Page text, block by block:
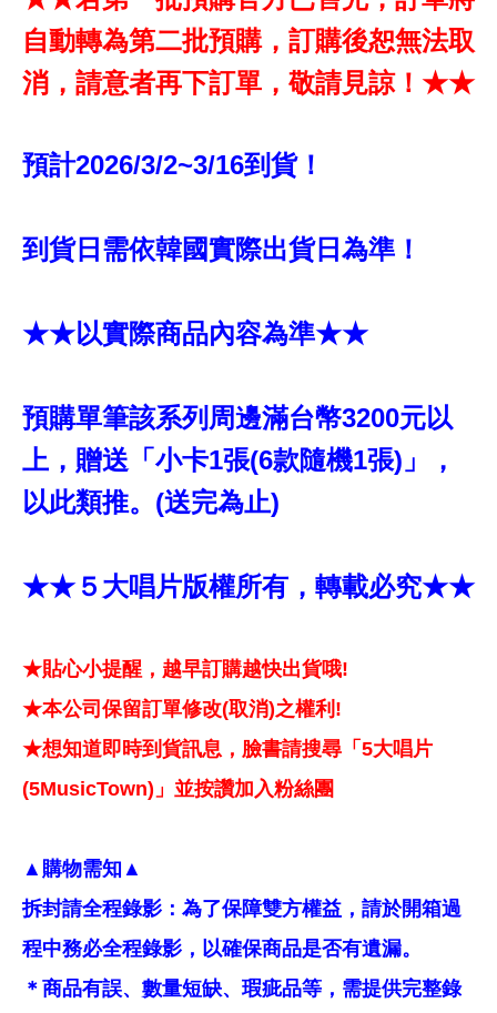
自動轉為第二批預購，訂購後恕無法取
消，請意者再下訂單，敬請見諒！★★
預計2026/3/2~3/16到貨！
到貨日需依韓國實際出貨日為準！
★★以實際商品內容為準★★
預購單筆該系列周邊滿台幣3200元以
上，贈送「小卡1張(6款隨機1張)」，
以此類推。(送完為止)
★★５大唱片版權所有，轉載必究★★
★貼心小提醒，越早訂購越快出貨哦!
★本公司保留訂單修改(取消)之權利!
★想知道即時到貨訊息，臉書請搜尋「5大唱片
(5MusicTown)」並按讚加入粉絲團
▲購物需知▲
拆封請全程錄影：為了保障雙方權益，請於開箱過
程中務必全程錄影，以確保商品是否有遺漏。
＊商品有誤、數量短缺、瑕疵品等，需提供完整錄